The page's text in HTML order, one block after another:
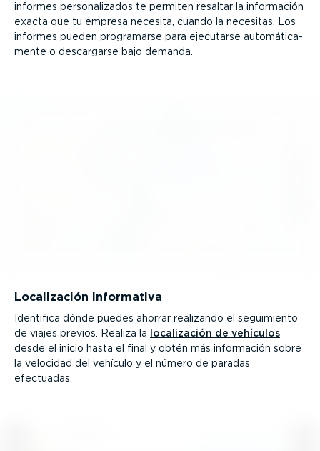
informes perso­na­li­zados te permiten resaltar la información
exacta que tu empresa necesita, cuando la necesitas. Los
informes pueden programarse para ejecutarse automá­ti­ca­
mente o descargarse bajo demanda.
Locali­zación informativa
Identifica dónde puedes ahorrar realizando el seguimiento
de viajes previos. Realiza la locali­zación de vehículos
desde el inicio hasta el final y obtén más información sobre
la velocidad del vehículo y el número de paradas
efectuadas.